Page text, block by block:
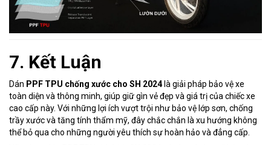
7. Kết Luận
Dán PPF TPU chống xước cho SH 2024là giải pháp bảo vệ xe
toàn diện và thông minh, giúp giữ gìn vẻ đẹp và giá trị của chiếc xe
cao cấp này. Với những lợi ích vượt trội như bảo vệ lớp sơn, chống
trầy xước và tăng tính thẩm mỹ, đây chắc chắn là xu hướng không
thể bỏ qua cho những người yêu thích sự hoàn hảo và đẳng cấp.